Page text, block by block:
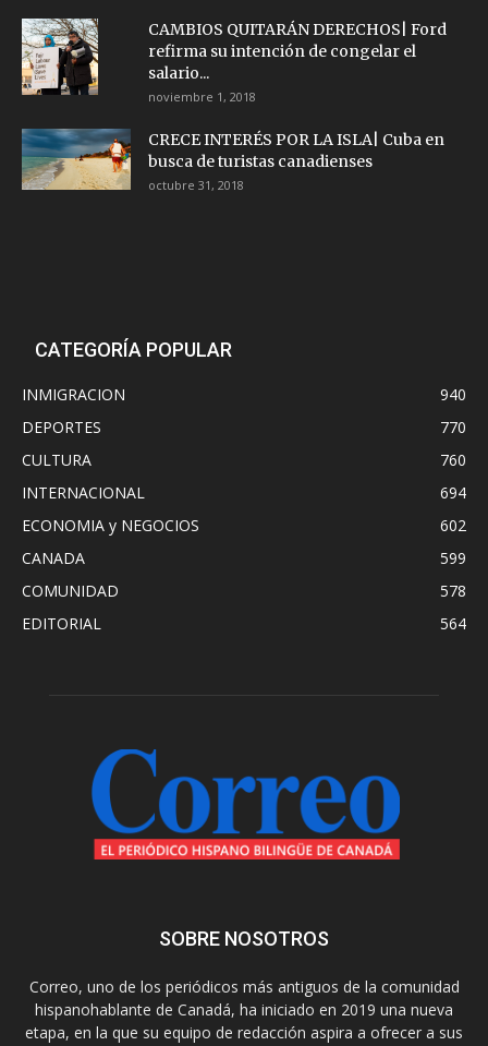
CAMBIOS QUITARÁN DERECHOS| Ford
refirma su intención de congelar el
salario...
noviembre 1, 2018
CRECE INTERÉS POR LA ISLA| Cuba en
busca de turistas canadienses
octubre 31, 2018
CATEGORÍA POPULAR
INMIGRACION
940
DEPORTES
770
CULTURA
760
INTERNACIONAL
694
ECONOMIA y NEGOCIOS
602
CANADA
599
COMUNIDAD
578
EDITORIAL
564
SOBRE NOSOTROS
Correo, uno de los periódicos más antiguos de la comunidad
hispanohablante de Canadá, ha iniciado en 2019 una nueva
etapa, en la que su equipo de redacción aspira a ofrecer a sus